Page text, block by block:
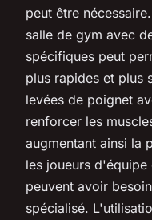
peut être
salle de gym avec
spécifiques peut
plus rapides et plus
levées de poignet
renforcer les
augmentant ainsi la
les joueurs d'équipe
peuvent avoir
spécialisé.